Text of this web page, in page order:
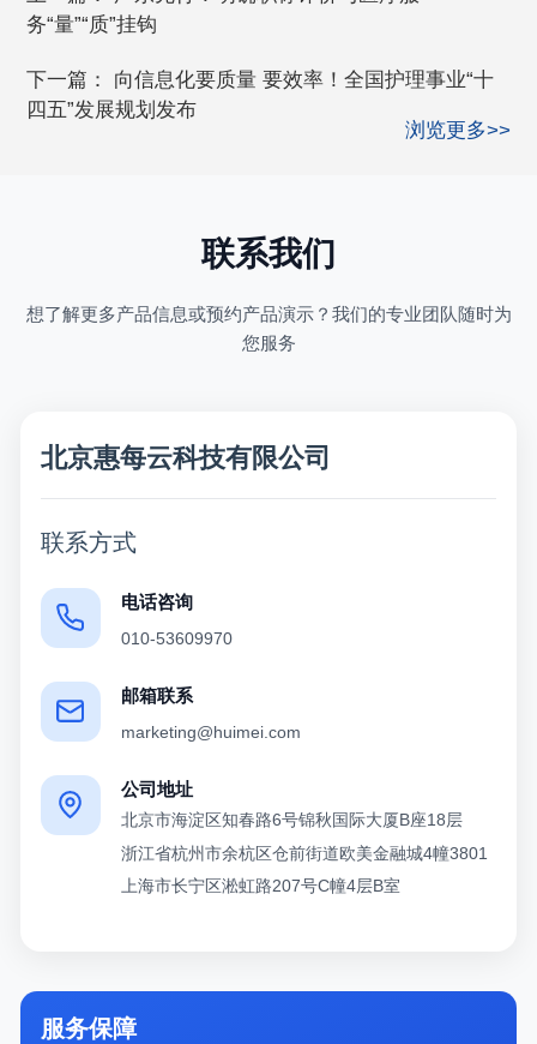
务“量”“质”挂钩
下一篇： 向信息化要质量 要效率！全国护理事业“十
四五”发展规划发布
浏览更多>>
联系我们
想了解更多产品信息或预约产品演示？我们的专业团队随时为
您服务
北京惠每云科技有限公司
联系方式
电话咨询
010-53609970
邮箱联系
marketing@huimei.com
公司地址
北京市海淀区知春路6号锦秋国际大厦B座18层
浙江省杭州市余杭区仓前街道欧美金融城4幢3801
上海市长宁区淞虹路207号C幢4层B室
服务保障